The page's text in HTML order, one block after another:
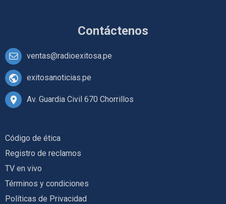
Contáctenos
ventas@radioexitosa.pe
exitosanoticias.pe
Av. Guardia Civil 670 Chorrillos
Código de ética
Registro de reclamos
TV en vivo
Términos y condiciones
Políticas de Privacidad